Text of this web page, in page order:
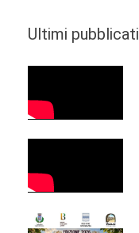
Ultimi pubblicati